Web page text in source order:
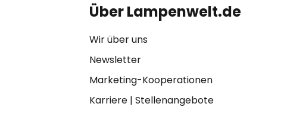
Über Lampenwelt.de
Wir über uns
Newsletter
Marketing-Kooperationen
Karriere| Stellenangebote